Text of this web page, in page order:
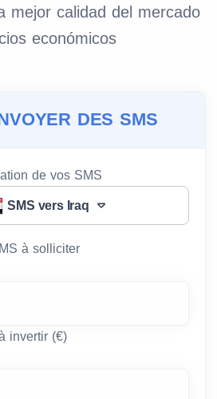
mejor calidad del mercado
económicos
DES SMS
de vos SMS
SMS vers Iraq
à solliciter
invertir (€)